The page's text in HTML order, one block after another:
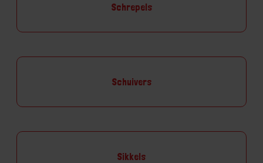
Schrepels
Schuivers
Sikkels